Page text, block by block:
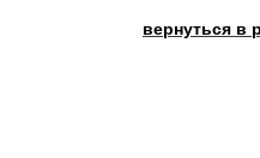
вернуться в